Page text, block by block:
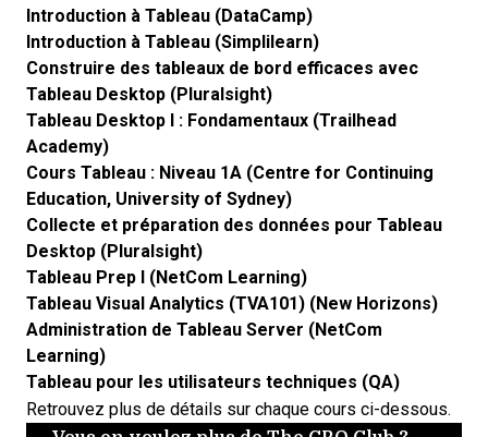
Introduction à Tableau (DataCamp)
Introduction à Tableau (Simplilearn)
Construire des tableaux de bord efficaces avec
Tableau Desktop (Pluralsight)
Tableau Desktop I : Fondamentaux (Trailhead
Academy)
Cours Tableau : Niveau 1A (Centre for Continuing
Education, University of Sydney)
Collecte et préparation des données pour Tableau
Desktop (Pluralsight)
Tableau Prep I (NetCom Learning)
Tableau Visual Analytics (TVA101) (New Horizons)
Administration de Tableau Server (NetCom
Learning)
Tableau pour les utilisateurs techniques (QA)
Retrouvez plus de détails sur chaque cours ci-dessous.